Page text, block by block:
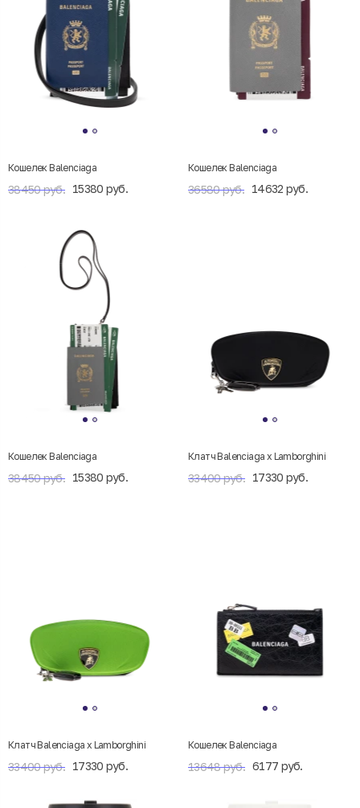
Кошелек Balenciaga
38450 руб. 15380 руб.
Кошелек Balenciaga
36580 руб. 14632 руб.
Кошелек Balenciaga
38450 руб. 15380 руб.
Клатч Balenciaga x Lamborghini
33400 руб. 17330 руб.
Клатч Balenciaga x Lamborghini
33400 руб. 17330 руб.
Кошелек Balenciaga
13648 руб. 6177 руб.